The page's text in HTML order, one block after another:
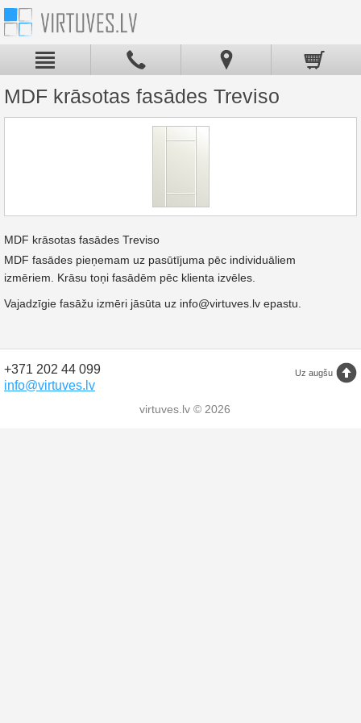
MDF krāsotas fasādes Treviso
MDF krāsotas fasādes Treviso
MDF fasādes pieņemam uz pasūtījuma pēc individuāliem
izmēriem. Krāsu toņi fasādēm pēc klienta izvēles.
Vajadzīgie fasāžu izmēri jāsūta uz info@virtuves.lv epastu.
Uz augšu
+371 202 44 099
info@virtuves.lv
virtuves.lv © 2026